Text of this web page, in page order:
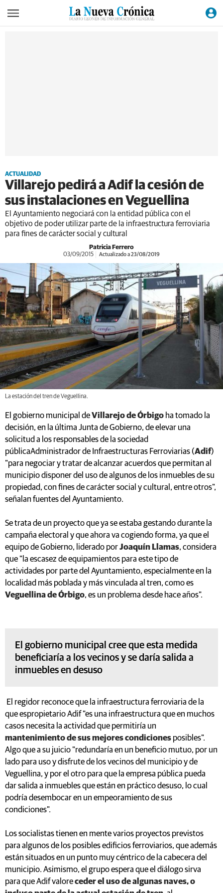
ACTUALIDAD
Villarejo pedirá a Adif la cesión de
sus instalaciones en Veguellina
El Ayuntamiento negociará con la entidad pública con el
objetivo de poder utilizar parte de la infraestructura ferroviaria
para fines de carácter social y cultural
Patricia Ferrero
03/09/2015 Actualizado a 23/08/2019
La estación del tren de Veguellina.
El gobierno municipal deVillarejo de Órbigo ha tomado la
decisión, en la última Junta de Gobierno, de elevar una
solicitud a los responsables de la sociedad
públicaAdministrador de Infraestructuras Ferroviarias (Adif)
"para negociar y tratar de alcanzar acuerdos que permitan al
municipio disponer del uso de algunos de los inmuebles de su
propiedad, con fines de carácter social y cultural, entre otros",
señalan fuentes del Ayuntamiento.
Se trata de un proyecto que ya se estaba gestando durante la
campaña electoral y que ahora va cogiendo forma, ya que el
equipo de Gobierno, liderado porJoaquín Llamas, considera
que "la escasez de equipamientos para este tipo de
actividades por parte del Ayuntamiento, especialmente en la
localidad más poblada y más vinculada al tren, como es
Veguellina de Órbigo, es un problema desde hace años".
El gobierno municipal cree que esta medida
beneficiaría a los vecinos y se daría salida a
inmuebles en desuso
El regidor reconoce que la infraestructura ferroviaria de la
que espropietario Adif "es una infraestructura que en muchos
casos necesita la actividad que permitiría un
mantenimiento de sus mejores condiciones posibles".
Algo que a su juicio "redundaría en un beneficio mutuo, por un
lado para uso y disfrute de los vecinos del municipio y de
Veguellina, y por el otro para que la empresa pública pueda
dar salida a inmuebles que están en práctico desuso, lo cual
podría desembocar en un empeoramiento de sus
condiciones".
Los socialistas tienen en mente varios proyectos previstos
para algunos de los posibles edificios ferroviarios, que además
están situados en un punto muy céntrico de la cabecera del
municipio. Asimismo, el grupo espera que el diálogo sirva
para que Adif valoreceder el uso de algunas naves, o